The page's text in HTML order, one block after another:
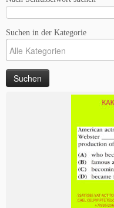
Suchen in der Kategorie